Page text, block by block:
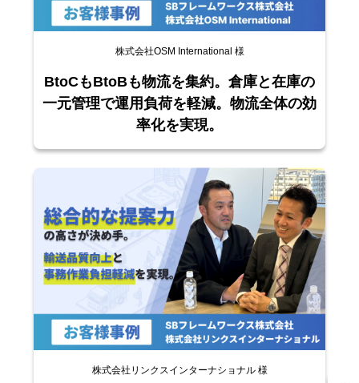
株式会社OSM International 様
BtoCもBtoBも物流を集約。倉庫と在庫の
一元管理で運用負荷を軽減。物流全体の効
率化を実現。
株式会社リンクスインターナショナル 様